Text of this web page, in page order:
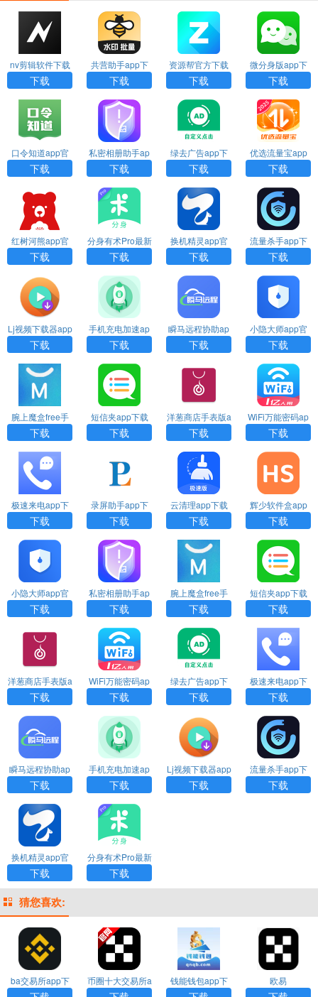
nv剪辑软件下载
安装
下载
共营助手app下
载
下载
资源帮官方下载
下载
微分身版app下
载
下载
口令知道app官
方下载
下载
私密相册助手ap
p下载安装
下载
绿去广告app下
载
下载
优选流量宝app
下载
下载
红树河熊app官
方下载安装
下载
分身有术Pro最新
版下载
下载
换机精灵app官
方下载
下载
流量杀手app下
载安装
下载
Lj视频下载器app
下载
下载
手机充电加速ap
p下载
下载
瞬马远程协助ap
p下载
下载
小隐大师app官
方版下载
下载
腕上魔盒free手
表版下载
下载
短信夹app下载
安装
下载
洋葱商店手表版a
pp下载
下载
WiFi万能密码ap
p下载
下载
极速来电app下
载
下载
录屏助手app下
载安装
下载
云清理app下载
下载
辉少软件盒app
下载
下载
小隐大师app官
方版下载
下载
私密相册助手ap
p下载安装
下载
腕上魔盒free手
表版下载
下载
短信夹app下载
安装
下载
洋葱商店手表版a
pp下载
下载
WiFi万能密码ap
p下载
下载
绿去广告app下
载
下载
极速来电app下
载
下载
瞬马远程协助ap
p下载
下载
手机充电加速ap
p下载
下载
Lj视频下载器app
下载
下载
流量杀手app下
载安装
下载
换机精灵app官
方下载
下载
分身有术Pro最新
版下载
下载
猜您喜欢:
ba交易所app下
载
币圈十大交易所a
pp下载
钱能钱包app下
载安装
欧易